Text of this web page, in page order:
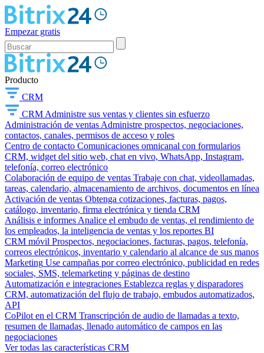
Empezar gratis
Producto
CRM
CRM Administre sus ventas y clientes sin esfuerzo
Administración de ventas Administre prospectos, negociaciones,
contactos, canales, permisos de acceso y roles
Centro de contacto Comunicaciones omnicanal con formularios
CRM, widget del sitio web, chat en vivo, WhatsApp, Instagram,
telefonía, correo electrónico
Colaboración de equipo de ventas Trabaje con chat, videollamadas,
tareas, calendario, almacenamiento de archivos, documentos en línea
Activación de ventas Obtenga cotizaciones, facturas, pagos,
catálogo, inventario, firma electrónica y tienda CRM
Análisis e informes Analice el embudo de ventas, el rendimiento de
los empleados, la inteligencia de ventas y los reportes BI
CRM móvil Prospectos, negociaciones, facturas, pagos, telefonía,
correos electrónicos, inventario y calendario al alcance de sus manos
Marketing Use campañas por correo electrónico, publicidad en redes
sociales, SMS, telemarketing y páginas de destino
Automatización e integraciones Establezca reglas y disparadores
CRM, automatización del flujo de trabajo, embudos automatizados,
API
CoPilot en el CRM Transcripción de audio de llamadas a texto,
resumen de llamadas, llenado automático de campos en las
negociaciones
Ver todas las características CRM